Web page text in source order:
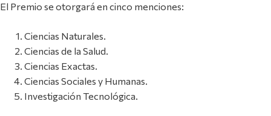
El Premio se otorgará en cinco menciones:
Ciencias Naturales.
Ciencias de la Salud.
Ciencias Exactas.
Ciencias Sociales y Humanas.
Investigación Tecnológica.